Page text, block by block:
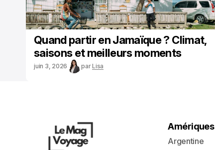
Quand partir en Jamaïque ? Climat,
saisons et meilleurs moments
juin 3, 2026 parLisa
Amériques
Argentine